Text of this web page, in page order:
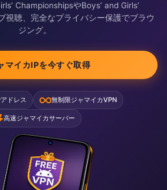
ChampionshipsやBoys’ and Girls’
視聴、完全なプライバシー保護でブラウ
ジング。
マイカIPを今すぐ取得
ドレス 無制限ジャマイカVPN
高速ジャマイカサーバー